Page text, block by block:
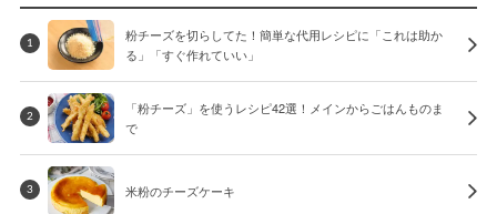
1
粉チーズを切らしてた！簡単な代用レシピに「これは助か
る」「すぐ作れていい」
2
「粉チーズ」を使うレシピ42選！メインからごはんものま
で
3 米粉のチーズケーキ